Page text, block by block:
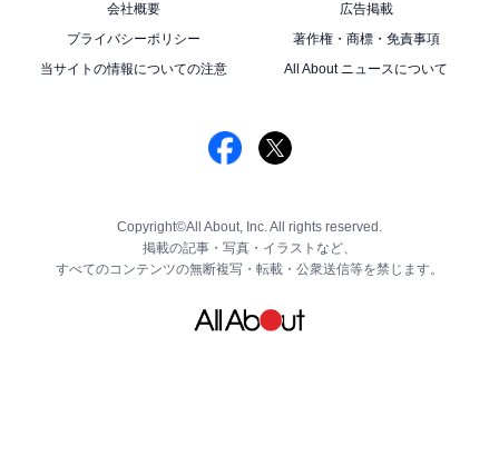
会社概要
広告掲載
プライバシーポリシー
著作権・商標・免責事項
当サイトの情報についての注意
All About ニュースについて
Copyright©All About, Inc. All rights reserved.
掲載の記事・写真・イラストなど、
すべてのコンテンツの無断複写・転載・公衆送信等を禁じます。